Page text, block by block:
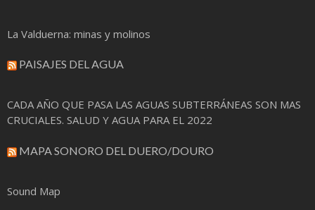
La Valduerna: minas y molinos
PAISAJES DEL AGUA
CADA AÑO QUE PASA LAS AGUAS SUBTERRÁNEAS SON MAS
CRUCIALES. SALUD Y AGUA PARA EL 2022
MAPA SONORO DEL DUERO/DOURO
Sound Map